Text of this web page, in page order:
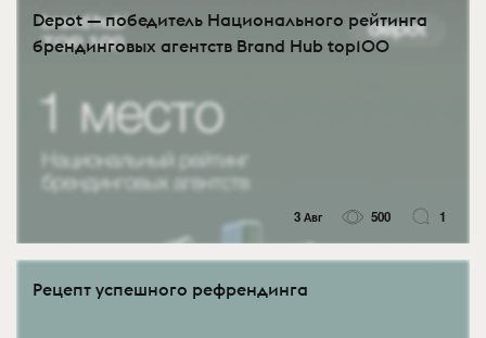
Depot — победитель Национального рейтинга
брендинговых агентств Brand Hub top100
3 Авг 500 1
Рецепт успешного рефрендинга